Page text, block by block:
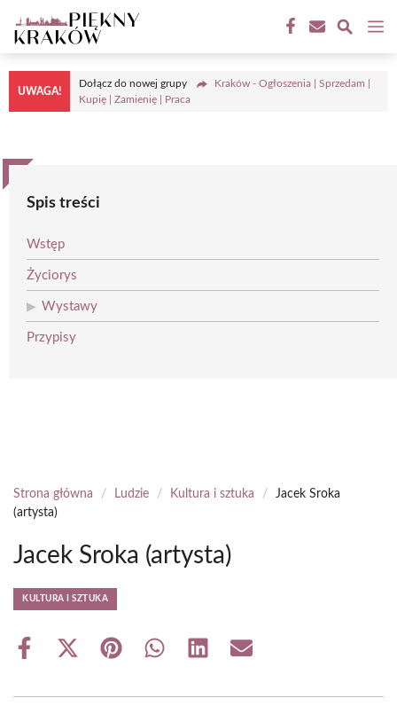
do
treści
UWAGA!
Dołącz do nowej grupy
Kraków - Ogłoszenia | Sprzedam |
Kupię | Zamienię | Praca
Spis treści
Wstęp
Życiorys
Wystawy
Przypisy
Strona główna / Ludzie / Kultura i sztuka /
Jacek Sroka
(artysta)
Jacek Sroka (artysta)
KULTURA I SZTUKA
Share
Share
(Twitter)
Share Share Share Share